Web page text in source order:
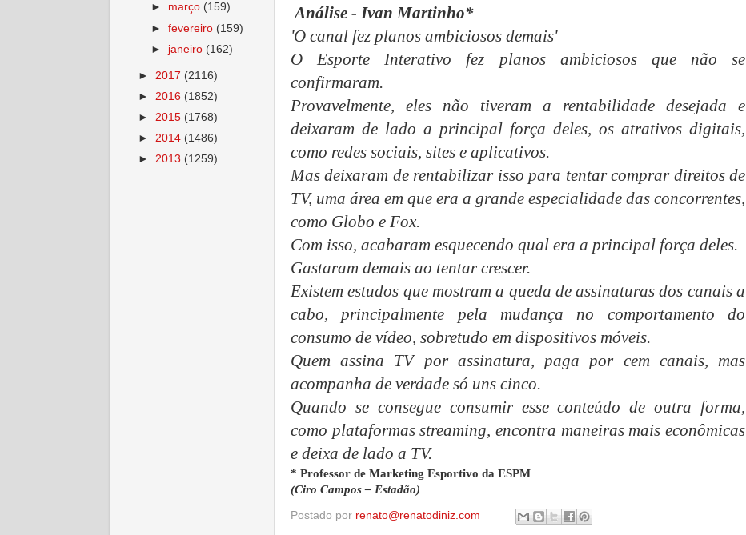
Análise - Ivan Martinho*
'O canal fez planos ambiciosos demais'
O Esporte Interativo fez planos ambiciosos que não se
confirmaram.
Provavelmente, eles não tiveram a rentabilidade desejada e
deixaram de lado a principal força deles, os atrativos digitais,
como redes sociais, sites e aplicativos.
Mas deixaram de rentabilizar isso para tentar comprar direitos de
TV, uma área em que era a grande especialidade das concorrentes,
como Globo e Fox.
Com isso, acabaram esquecendo qual era a principal força deles.
Gastaram demais ao tentar crescer.
Existem estudos que mostram a queda de assinaturas dos canais a
cabo, principalmente pela mudança no comportamento do
consumo de vídeo, sobretudo em dispositivos móveis.
Quem assina TV por assinatura, paga por cem canais, mas
acompanha de verdade só uns cinco.
Quando se consegue consumir esse conteúdo de outra forma,
como plataformas streaming, encontra maneiras mais econômicas
e deixa de lado a TV.
* Professor de Marketing Esportivo da ESPM
(Ciro Campos – Estadão)
Postado por renato@renatodiniz.com
► março (159)
►fevereiro (159)
► janeiro (162)
► 2017 (2116)
► 2016 (1852)
► 2015 (1768)
► 2014 (1486)
► 2013 (1259)